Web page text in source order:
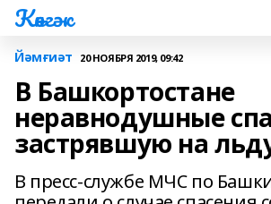
Көнгәк
Йәмғиәт 20 НОЯБРЯ 2019, 09:42
В Башкортостане
неравнодушные
застрявшую на
В пресс-службе МЧС по